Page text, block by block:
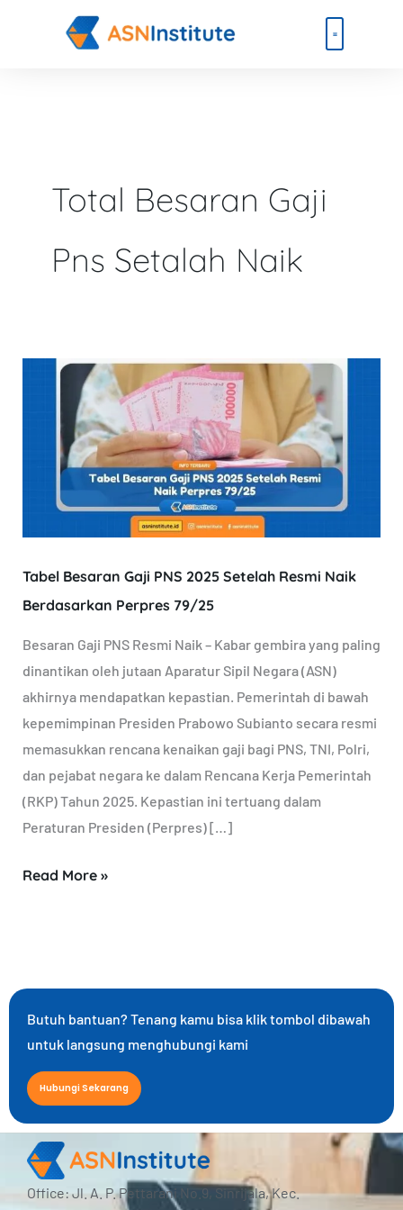
Total Besaran Gaji
Pns Setalah Naik
Tabel Besaran Gaji PNS 2025 Setelah Resmi Naik
Berdasarkan Perpres 79/25
Besaran Gaji PNS Resmi Naik – Kabar gembira yang paling
dinantikan oleh jutaan Aparatur Sipil Negara (ASN)
akhirnya mendapatkan kepastian. Pemerintah di bawah
kepemimpinan Presiden Prabowo Subianto secara resmi
memasukkan rencana kenaikan gaji bagi PNS, TNI, Polri,
dan pejabat negara ke dalam Rencana Kerja Pemerintah
(RKP) Tahun 2025. Kepastian ini tertuang dalam
Peraturan Presiden (Perpres) […]
Setelah
Berdasarkan
Perpres
Read More »
Butuh bantuan? Tenang kamu bisa klik tombol dibawah
untuk langsung menghubungi kami
Hubungi Sekarang
Office: Jl. A. P. Pettarani No.9, Sinrijala, Kec.